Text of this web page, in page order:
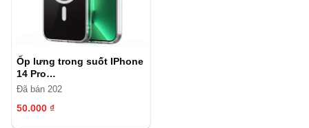
Ốp lưng trong suốt IPhone
14 Pro…
Đã bán 202
50.000 ₫